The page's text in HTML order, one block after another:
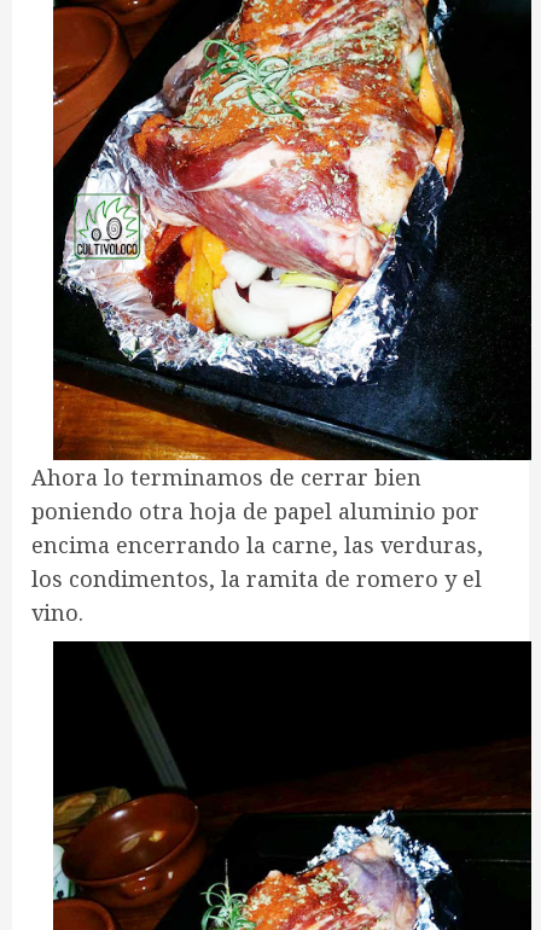
Ahora lo terminamos de cerrar bien
poniendo otra hoja de papel aluminio por
encima encerrando la carne, las verduras,
los condimentos, la ramita de romero y el
vino.